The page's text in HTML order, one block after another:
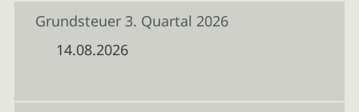
Grundsteuer 3. Quartal 2026
14.08.2026